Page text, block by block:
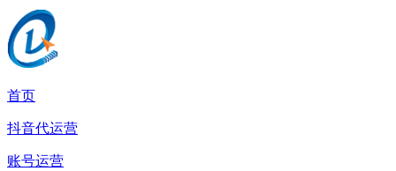
首页
抖音代运营
账号运营